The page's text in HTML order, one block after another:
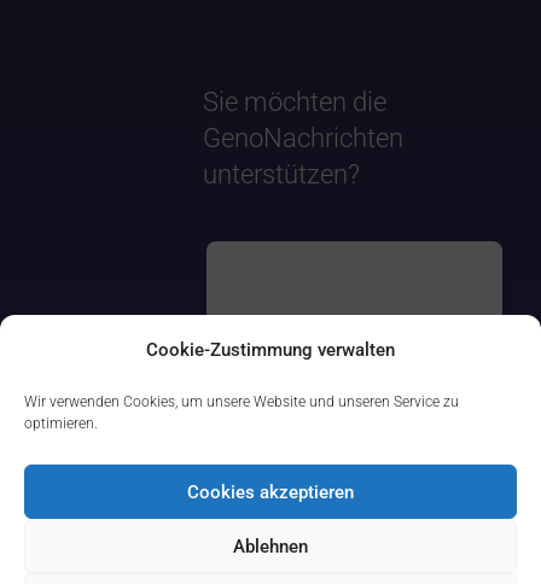
Cookie-Zustimmung verwalten
Wir verwenden Cookies, um unsere Website und unseren Service zu
optimieren.
Cookies akzeptieren
Ablehnen
Sie möchten die
GenoNachrichten
unterstützen?